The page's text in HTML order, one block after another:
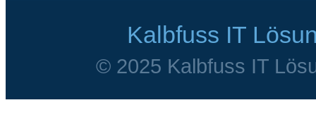
Kalbfuss IT
© 2025 Kalbfuss IT